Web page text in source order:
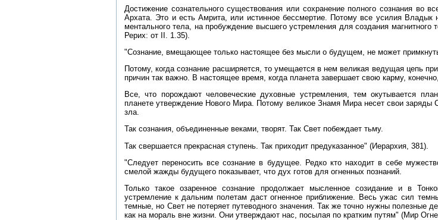
Достижение сознательного существования или сохранение полного сознания во
Архата. Это и есть Амрита, или истинное бессмертие. Потому все усилия Владык
ментального тела, на пробуждение высшего устремления для создания
Рерих: от II. 1.35).
"Сознание, вмещающее только настоящее без мысли о будущем, не может примкнуть
Потому, когда сознание расширяется, то умещается в нем великая ведущая цепь
причин так важно. В настоящее время, когда планета завершает свою карму,
Все, что порождают человеческие духовные устремления, тем окутывается
планете утверждение Нового Мира. Потому великое Знамя Мира несет свои заряды
зла.
Так сознания, объединенные веками, творят. Так Свет побеждает тьму.
Так свершается прекрасная ступень. Так приходит предуказанное" (Иерархия, 381).
"Следует переносить все сознание в будущее. Редко кто находит в себе
смелой жажды будущего показывает, что дух готов для огненных познаний.
Только такое озаренное сознание продолжает мысленное созидание и в
устремление к дальним полетам даст огненное приближение. Весь ужас сил
темные, но Свет не потеряет путеводного значения. Так же точно нужны полезные
как на мораль вне жизни. Они утверждают нас, посылая по кратким путям" (Мир